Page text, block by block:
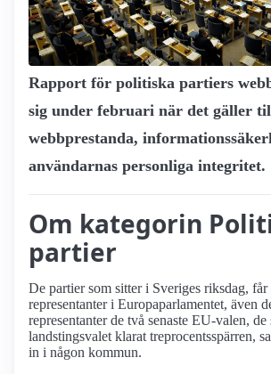
Rapport för politiska partiers
sig under februari när det gäller
webbprestanda,
användarnas personliga integritet.
Om kategorin
partier
De partier som sitter i Sveriges riksdag,
representanter i Europa­parlamentet, även
representanter de två senaste EU-valen, de
landstingsvalet klarat treprocents­spärren,
in i någon kommun.